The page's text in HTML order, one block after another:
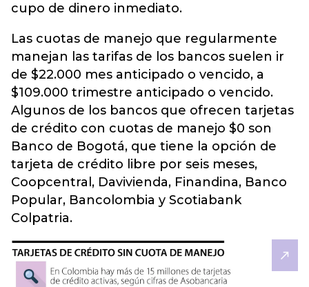
cupo de dinero inmediato.
Las cuotas de manejo que regularmente
manejan las tarifas de los bancos suelen ir
de $22.000 mes anticipado o vencido, a
$109.000 trimestre anticipado o vencido.
Algunos de los bancos que ofrecen tarjetas
de crédito con cuotas de manejo $0 son
Banco de Bogotá, que tiene la opción de
tarjeta de crédito libre por seis meses,
Coopcentral, Davivienda, Finandina, Banco
Popular, Bancolombia y Scotiabank
Colpatria.